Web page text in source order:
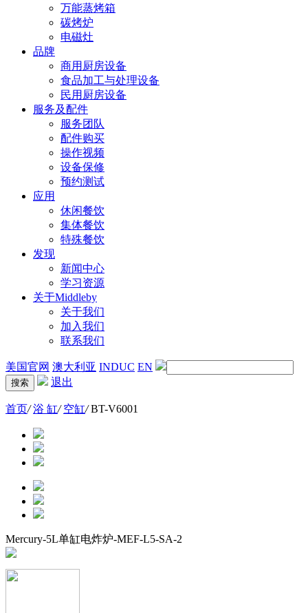
万能蒸烤箱
碳烤炉
电磁灶
品牌
商用厨房设备
食品加工与处理设备
民用厨房设备
服务及配件
服务团队
配件购买
操作视频
设备保修
预约测试
应用
休闲餐饮
集体餐饮
特殊餐饮
发现
新闻中心
学习资源
关于Middleby
关于我们
加入我们
联系我们
美国官网 澳大利亚 INDUC EN
退出
首页/ 浴 缸/ 空缸/ BT-V6001
Mercury-5L单缸电炸炉-MEF-L5-SA-2